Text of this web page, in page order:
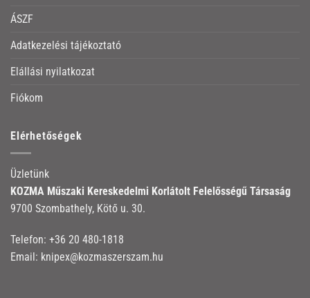
ÁSZF
Adatkezelési tájékoztató
Elállási nyilatkozat
Fiókom
Elérhetőségek
Üzletünk
KOZMA Műszaki Kereskedelmi Korlátolt Felelősségű Társaság
9700 Szombathely, Kötő u. 30.
Telefon: +36 20 480-1818
Email: knipex@kozmaszerszam.hu